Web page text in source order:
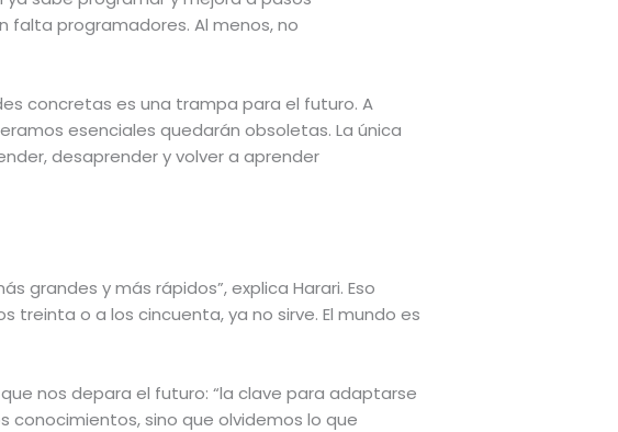
falta programadores. Al menos, no
concretas es una trampa para el futuro. A
esenciales quedarán obsoletas. La única
desaprender y volver a aprender
grandes y más rápidos”, explica Harari. Eso
treinta o a los cincuenta, ya no sirve. El mundo es
nos depara el futuro: “la clave para adaptarse
conocimientos, sino que olvidemos lo que